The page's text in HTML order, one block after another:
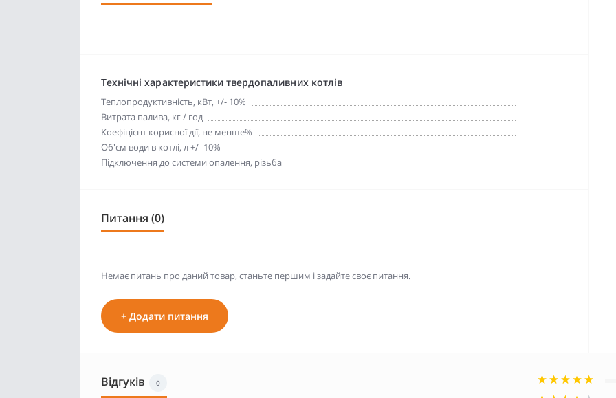
Технічні характеристики твердопаливних котлів
Теплопродуктивність, кВт, +/- 10%
Витрата палива, кг / год
Коефіцієнт корисної дії, не менше%
Об'єм води в котлі, л +/- 10%
Підключення до системи опалення, різьба
Питання (0)
Немає питань про даний товар, станьте першим і задайте своє питання.
+ Додати питання
Відгуків 0